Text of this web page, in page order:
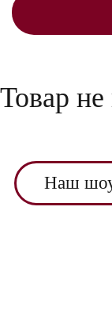
Товар
Наш